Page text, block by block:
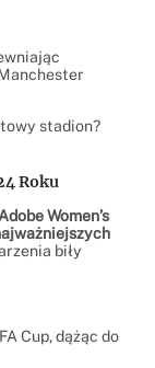
stadion?
Roku
Women’s
biły
Cup, dążąc do